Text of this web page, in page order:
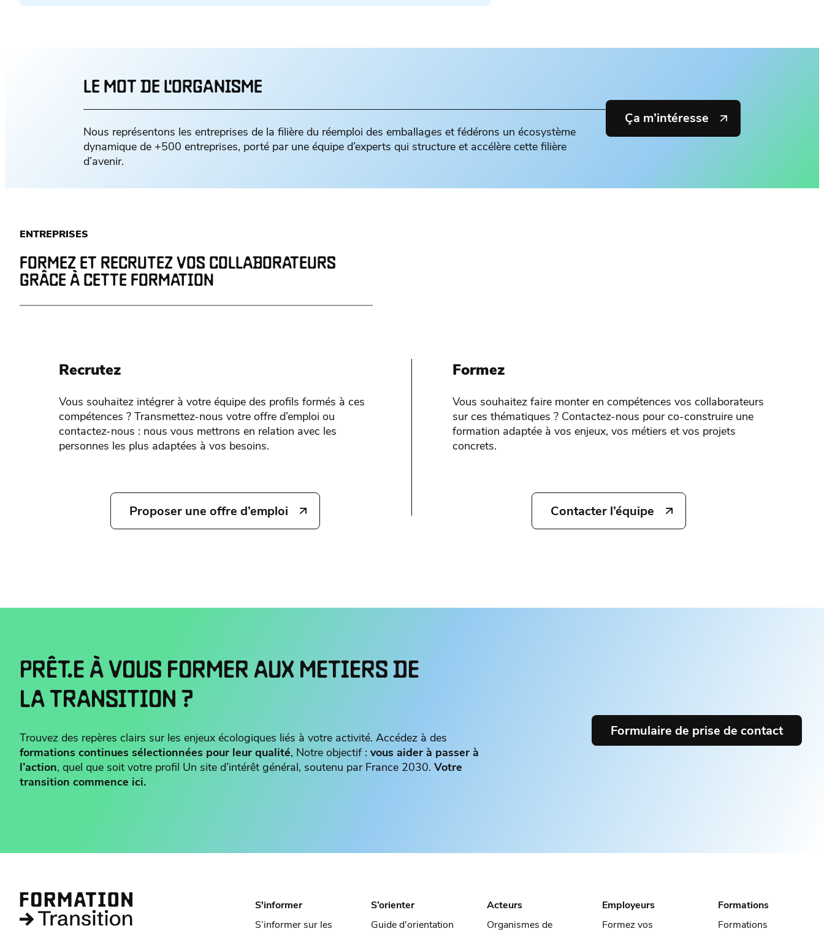
LE MOT DE L'ORGANISME
Nous représentons les entreprises de la filière du réemploi des emballages et fédérons un écosystème
dynamique de +500 entreprises, porté par une équipe d’experts qui structure et accélère cette filière
d’avenir.
Ça m’intéresse
ENTREPRISES
FORMEZ ET RECRUTEZ VOS COLLABORATEURS
GRÂCE À CETTE FORMATION
Recrutez
Vous souhaitez intégrer à votre équipe des profils formés à ces
compétences ? Transmettez-nous votre offre d’emploi ou
contactez-nous : nous vous mettrons en relation avec les
personnes les plus adaptées à vos besoins.
Proposer une offre d’emploi
Formez
Vous souhaitez faire monter en compétences vos collaborateurs
sur ces thématiques ? Contactez-nous pour co-construire une
formation adaptée à vos enjeux, vos métiers et vos projets
concrets.
Contacter l’équipe
PRÊT.E À VOUS FORMER AUX METIERS DE
LA TRANSITION ?
Trouvez des repères clairs sur les enjeux écologiques liés à votre activité. Accédez à des
formations continues sélectionnées pour leur qualité, Notre objectif : vous aider à passer à
l’action, quel que soit votre profil Un site d’intérêt général, soutenu par France 2030. Votre
transition commence ici.
Formulaire de prise de contact
S'informer
S’informer sur les
S’orienter
Guide d'orientation
Acteurs
Organismes de
Employeurs
Formez vos
Formations
Formations